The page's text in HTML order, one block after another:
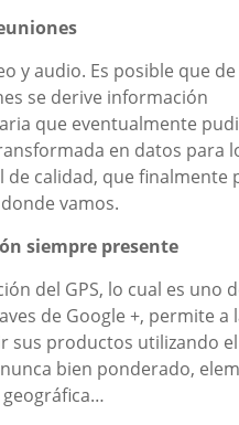
y audio. Es posible que
se derive información
que eventualmente
en datos para
de calidad, que finalmente
vamos.
siempre presente
del GPS, lo cual es uno
de Google +, permite a
sus productos utilizando el
bien ponderado,